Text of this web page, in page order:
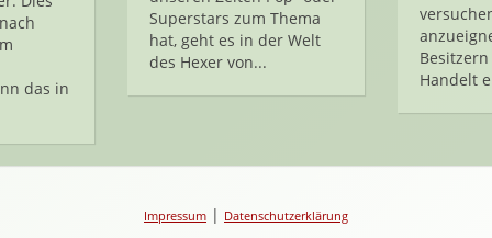
das in
Superstars zum Thema
hat, geht es in der Welt
des Hexer von...
Handelt
Impressum | Datenschutzerklärung